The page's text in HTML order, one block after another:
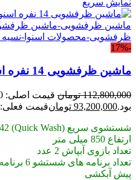
-17%
ماشین ظرفشویی 14 نفره اسنوا مدل SDW-A20W
112,800,000 تومان
بود.93,200,000 تومانقیمت فعلی: 93,200,000 تومان.
شستشوی سریع (Quick Wash) 42 دقیقه
ارتفاع 850 میلی متر
تعداد بازوی آبپاش 2 عدد
تعداد برنامه های شستشو 6 برنامه
پیش آبکشی